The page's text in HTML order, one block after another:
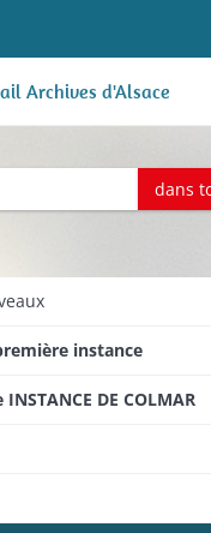
Archives d'Alsace
dans
instance
DE COLMAR